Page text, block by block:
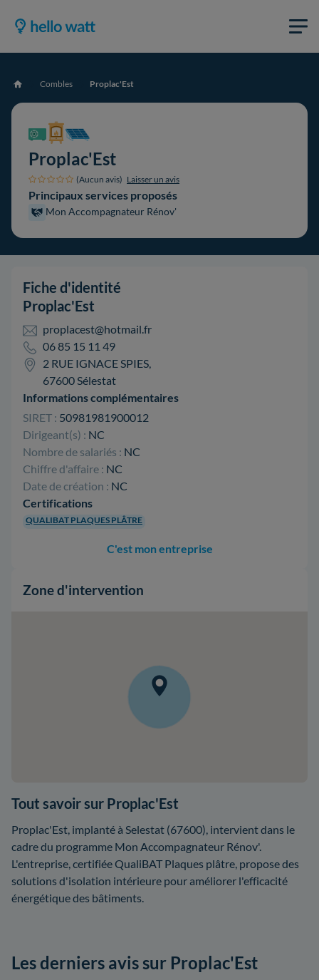
Accueil Combles Proplac'Est
Proplac'Est
(Aucun avis) Laisser un avis
Principaux services proposés
Mon Accompagnateur Rénov'
Fiche d'identité
Proplac'Est
proplacest@hotmail.fr
06 85 15 11 49
2 RUE IGNACE SPIES,
67600 Sélestat
Informations complémentaires
SIRET : 50981981900012
Dirigeant(s) : NC
Nombre de salariés : NC
Chiffre d'affaire : NC
Date de création : NC
Certifications
QUALIBAT PLAQUES PLÂTRE
C'est mon entreprise
Zone d'intervention
Tout savoir sur Proplac'Est
Proplac'Est, implanté à Selestat (67600), intervient dans le
cadre du programme Mon Accompagnateur Rénov'.
L'entreprise, certifiée QualiBAT Plaques plâtre, propose des
solutions d'isolation intérieure pour améliorer l'efficacité
énergétique des bâtiments.
Les derniers avis sur Proplac'Est